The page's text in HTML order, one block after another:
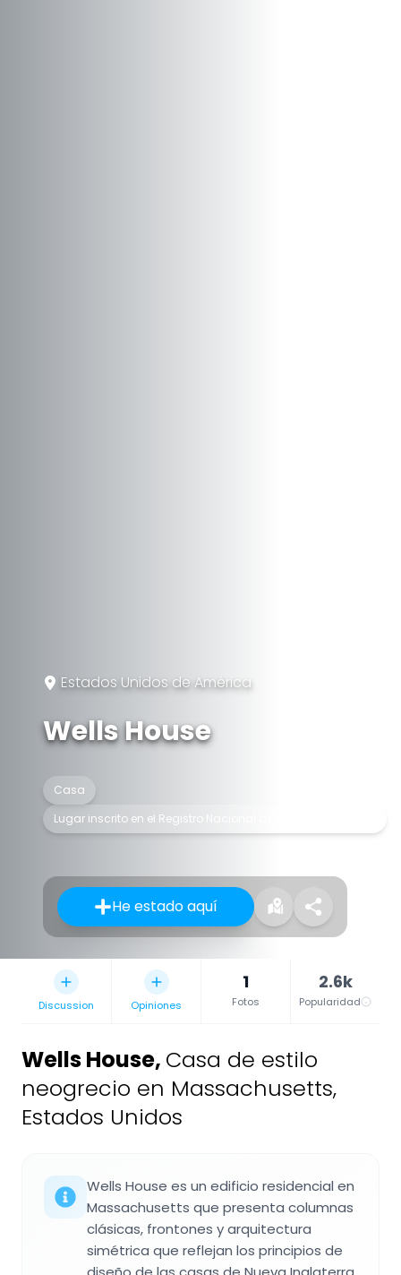
Estados Unidos de América
Wells House
Casa
Lugar inscrito en el Registro Nacional de Lugares Históricos
He estado aquí
Discussion Opiniones
1
Fotos
2.6k
Popularidad
Wells House, Casa de estilo
neogrecio en Massachusetts,
Estados Unidos
Wells House es un edificio residencial en
Massachusetts que presenta columnas
clásicas, frontones y arquitectura
simétrica que reflejan los principios de